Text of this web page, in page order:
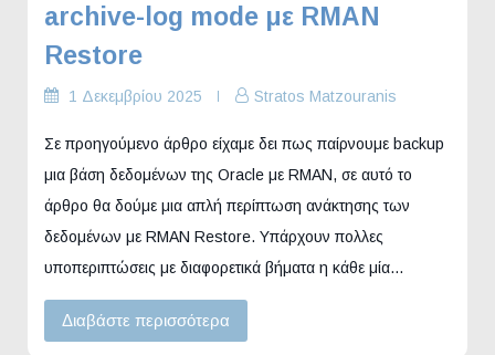
archive-log mode με RMAN
Restore
1 Δεκεμβρίου 2025 Stratos Matzouranis
Σε προηγούμενο άρθρο είχαμε δει πως παίρνουμε backup
μια βάση δεδομένων της Oracle με RMAN, σε αυτό το
άρθρο θα δούμε μια απλή περίπτωση ανάκτησης των
δεδομένων με RMAN Restore. Υπάρχουν πολλες
υποπεριπτώσεις με διαφορετικά βήματα η κάθε μία…
Διαβάστε περισσότερα